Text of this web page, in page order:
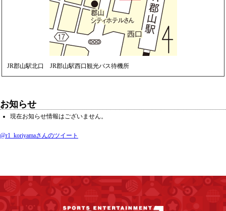
JR郡山駅北口 JR郡山駅西口観光バス待機所
お知らせ
現在お知らせ情報はございません。
@r1_koriyamaさんのツイート